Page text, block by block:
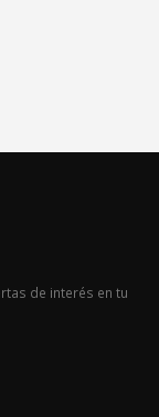
de interés en tu